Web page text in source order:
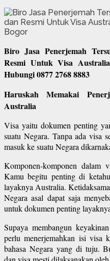
Biro Jasa Penerjemah
Resmi Untuk Visa
Hubungi 0877 2768 8883
Haruskah Memakai
Australia
Visa yaitu dokumen penting
suatu Negara. Tanpa ada visa
masuk ke suatu Negara
Komponen-komponen
Kamu begitu penting di
layaknya Australia.
Negara asal dapat saja
untuk dokumen penting
Supaya membangun
perlu menerjemahkan isi visa
bahasa Negara yang di tuju.